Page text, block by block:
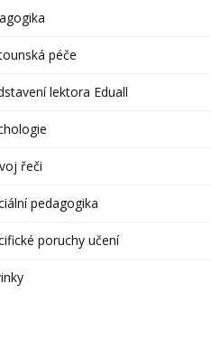
péče
lektora Eduall
řeči
pedagogika
poruchy učení